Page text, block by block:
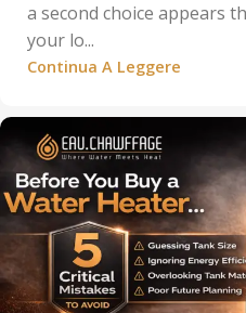
a second choice appears
your lo...
Continua A Leggere